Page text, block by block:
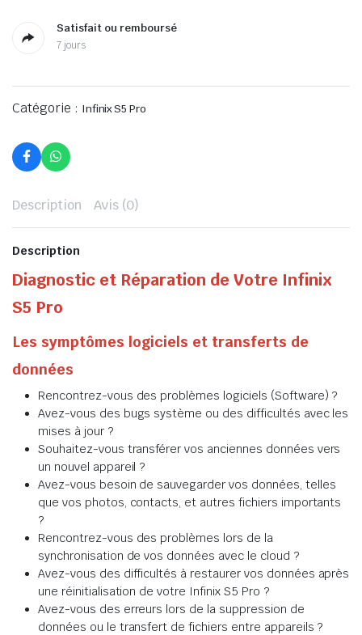
Satisfait ou remboursé
7 jours
Catégorie : Infinix S5 Pro
Description Avis (0)
Description
Diagnostic et Réparation de Votre Infinix
S5 Pro
Les symptômes logiciels et transferts de
données
Rencontrez-vous des problèmes logiciels (Software) ?
Avez-vous des bugs système ou des difficultés avec les
mises à jour ?
Souhaitez-vous transférer vos anciennes données vers
un nouvel appareil ?
Avez-vous besoin de sauvegarder vos données, telles
que vos photos, contacts, et autres fichiers importants
?
Rencontrez-vous des problèmes lors de la
synchronisation de vos données avec le cloud ?
Avez-vous des difficultés à restaurer vos données après
une réinitialisation de votre Infinix S5 Pro ?
Avez-vous des erreurs lors de la suppression de
données ou le transfert de fichiers entre appareils ?